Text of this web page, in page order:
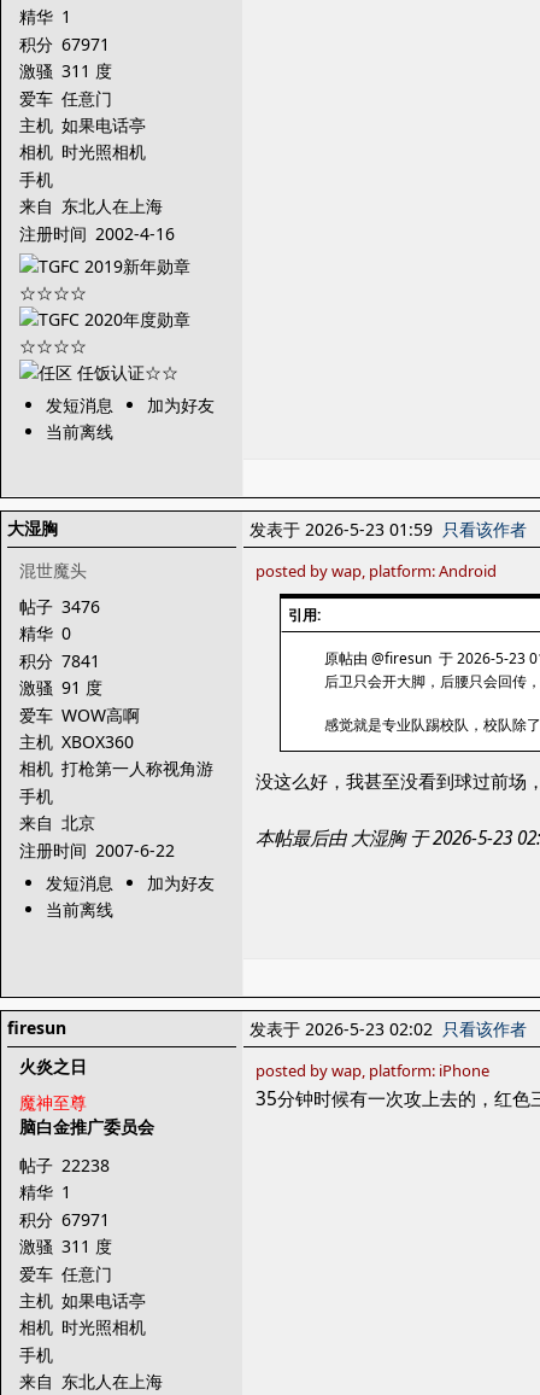
精华 1
积分 67971
激骚 311 度
爱车 任意门
主机 如果电话亭
相机 时光照相机
手机
来自 东北人在上海
注册时间 2002-4-16
发短消息
加为好友
当前离线
大湿胸
混世魔头
帖子 3476
精华 0
积分 7841
激骚 91 度
爱车 WOW高啊
主机 XBOX360
相机 打枪第一人称视角游
手机
来自 北京
注册时间 2007-6-22
发短消息
加为好友
当前离线
发表于 2026-5-23 01:59 只看该作者
posted by wap, platform: Android
引用:
原帖由 @firesun 于 2026-5-23
后卫只会开大脚，后腰只会回传
感觉就是专业队踢校队，校队除
没这么好，我甚至没看到球过前场
本帖最后由 大湿胸 于 2026-5-23
firesun
火炎之日
魔神至尊
脑白金推广委员会
帖子 22238
精华 1
积分 67971
激骚 311 度
爱车 任意门
主机 如果电话亭
相机 时光照相机
手机
来自 东北人在上海
发表于 2026-5-23 02:02 只看该作者
posted by wap, platform: iPhone
35分钟时候有一次攻上去的，红